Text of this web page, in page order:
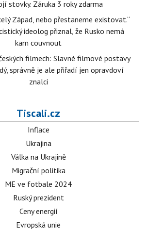
stovky. Záruka 3 roky zdarma
Západ, nebo přestaneme existovat.“
ideolog přiznal, že Rusko nemá
kam couvnout
filmech: Slavné filmové postavy
správně je ale přiřadí jen opravdoví
znalci
Tiscali.cz
Inflace
Ukrajina
Válka na Ukrajině
Migrační politika
ME ve fotbale 2024
Ruský prezident
Ceny energií
Evropská unie